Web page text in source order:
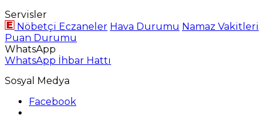
Servisler
Nöbetçi Eczaneler Hava Durumu Namaz Vakitleri
Puan Durumu
WhatsApp
WhatsApp İhbar Hattı
Sosyal Medya
Facebook